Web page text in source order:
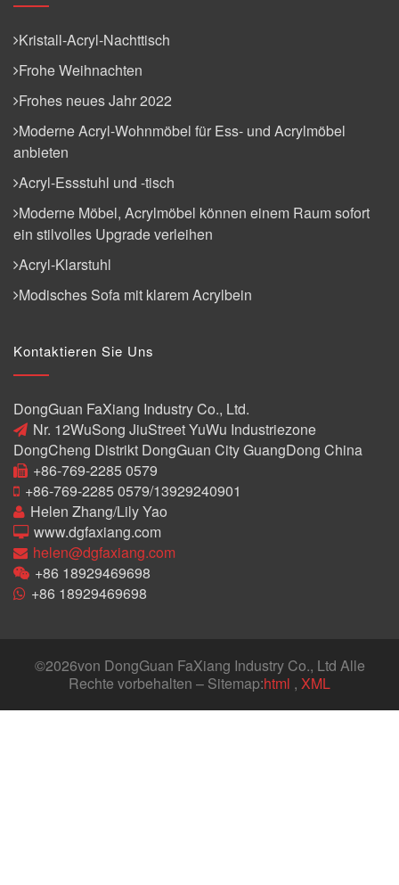
Kristall-Acryl-Nachttisch
Frohe Weihnachten
Frohes neues Jahr 2022
Moderne Acryl-Wohnmöbel für Ess- und Acrylmöbel
anbieten
Acryl-Essstuhl und -tisch
Moderne Möbel, Acrylmöbel können einem Raum sofort
ein stilvolles Upgrade verleihen
Acryl-Klarstuhl
Modisches Sofa mit klarem Acrylbein
Kontaktieren Sie Uns
DongGuan FaXiang Industry Co., Ltd.
Nr. 12WuSong JiuStreet YuWu Industriezone
DongCheng Distrikt DongGuan City GuangDong China
+86-769-2285 0579
+86-769-2285 0579/13929240901
Helen Zhang/Lily Yao
www.dgfaxiang.com
helen@dgfaxiang.com
+86 18929469698
+86 18929469698
©2026von DongGuan FaXiang Industry Co., Ltd Alle
Rechte vorbehalten – Sitemap:html , XML